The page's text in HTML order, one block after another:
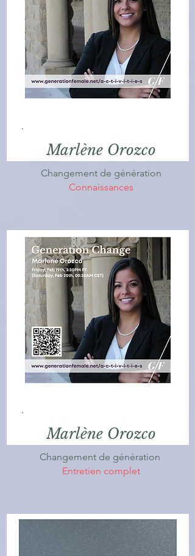
Marlène Orozco
Changement de génération
Connaissances
Marlène Orozco
Changement de génération
Entretien complet